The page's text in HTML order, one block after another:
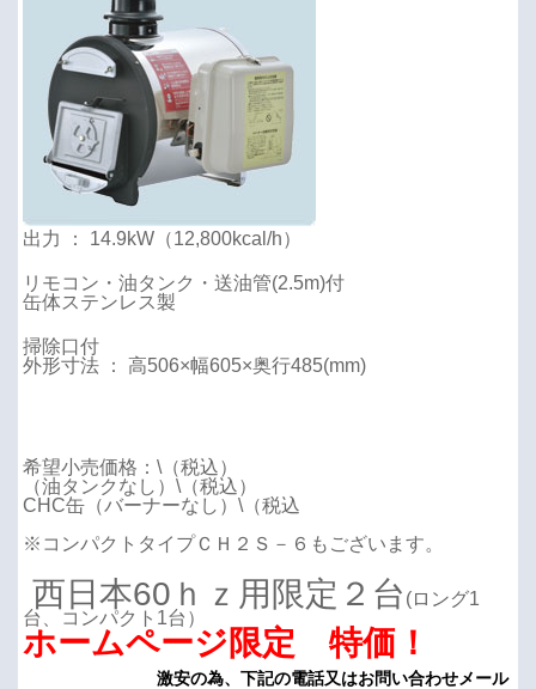
出力 ： 14.9kW（12,800kcal/h）
リモコン・油タンク・送油管(2.5m)付
缶体ステンレス製
掃除口付
外形寸法 ： 高506×幅605×奥行485(mm)
希望小売価格：\（税込）
（油タンクなし）\ （税込）
CHC缶（バーナーなし）\ （税込
※コンパクトタイプＣＨ２Ｓ－６もございます。
西日本60ｈｚ用限定２ 台 (ロング1
台、コンパクト1台）
ホームページ限定特価！
激安の為、下記の電話又はお問い合わせメール